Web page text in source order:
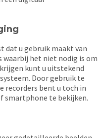
dat u gebruik maakt van
waarbij het niet nodig is om
kunt u uitstekend
Door gebruik te
recorders bent u toch in
smartphone te bekijken.